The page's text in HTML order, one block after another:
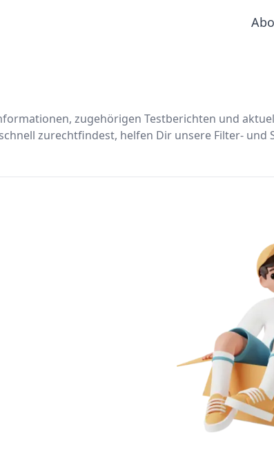
zugehörigen Testberichten und
zurechtfindest, helfen Dir unsere Filter- und